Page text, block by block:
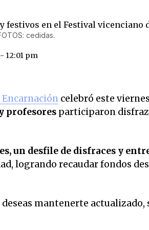
cedidas.
12:01 pm
celebró este
profesores participaron
un desfile de disfraces y
logrando recaudar fondos
mantenerte actualizado,